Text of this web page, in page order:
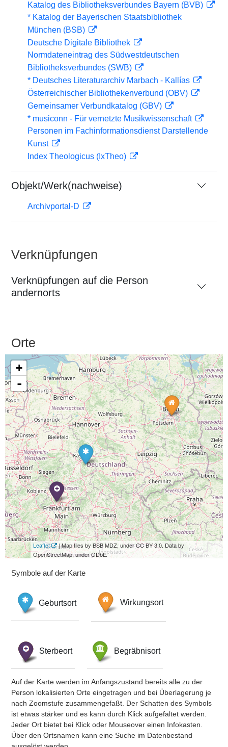
Katalog des Bibliotheksverbundes Bayern (BVB)
* Katalog der Bayerischen Staatsbibliothek
München (BSB)
Deutsche Digitale Bibliothek
Normdateneintrag des Südwestdeutschen
Bibliotheksverbundes (SWB)
* Deutsches Literaturarchiv Marbach - Kallías
Österreichischer Bibliothekenverbund (OBV)
Gemeinsamer Verbundkatalog (GBV)
* musiconn - Für vernetzte Musikwissenschaft
Personen im Fachinformationsdienst Darstellende
Kunst
Index Theologicus (IxTheo)
Objekt/Werk(nachweise)
Archivportal-D
Verknüpfungen
Verknüpfungen auf die Person
andernorts
Orte
+
-
Leaflet
| Map tiles by BSB MDZ, under CC BY 3.0. Data by
OpenStreetMap, under ODbL.
Symbole auf der Karte
Geburtsort Wirkungsort
Sterbeort Begräbnisort
Auf der Karte werden im Anfangszustand bereits alle zu der
Person lokalisierten Orte eingetragen und bei Überlagerung je
nach Zoomstufe zusammengefaßt. Der Schatten des Symbols
ist etwas stärker und es kann durch Klick aufgefaltet werden.
Jeder Ort bietet bei Klick oder Mouseover einen Infokasten.
Über den Ortsnamen kann eine Suche im Datenbestand